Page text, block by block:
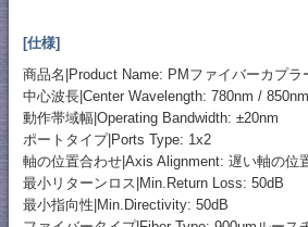
[仕様]
商品名|Product Name: PMファイバーカプラ
中心波長|Center Wavelength: 780nm /
動作帯域幅|Operating Bandwidth: ±20nm
ポートタイプ|Ports Type: 1x2
軸の位置合わせ|Axis Alignment: 遅い軸の位
最小リターンロス|Min.Return Loss: 50dB
最小指向性|Min.Directivity: 50dB